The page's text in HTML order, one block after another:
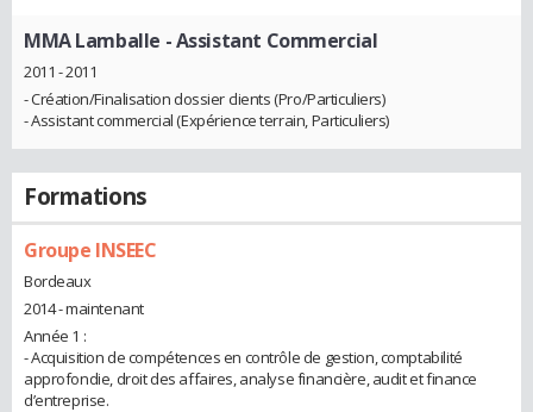
MMA Lamballe - Assistant Commercial
2011 - 2011
- Création/Finalisation dossier clients (Pro/Particuliers)
- Assistant commercial (Expérience terrain, Particuliers)
Formations
Groupe INSEEC
Bordeaux
2014 - maintenant
Année 1 :
- Acquisition de compétences en contrôle de gestion, comptabilité
approfondie, droit des affaires, analyse financière, audit et finance
d’entreprise.